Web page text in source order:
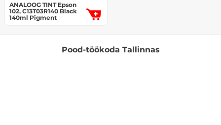
ANALOOG TINT Epson
102, C13T03R140 Black
140ml Pigment
Pood-töökoda Tallinnas